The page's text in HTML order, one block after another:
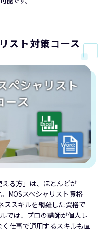
スト対策コース
る方」は、ほとんどが
MOSスペシャリスト資格
ススキルを網羅した資格で
では、プロの講師が個人レ
仕事で通用するスキルも直